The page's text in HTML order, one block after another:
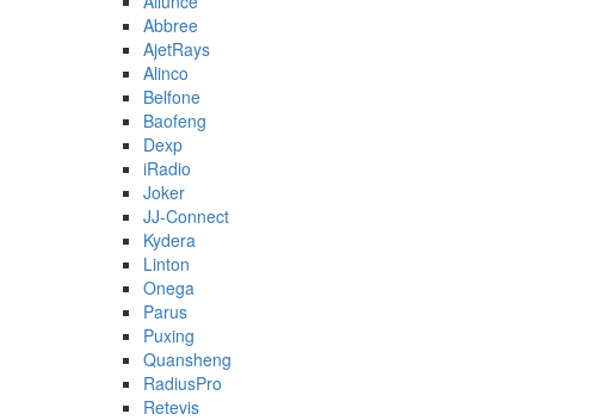
Abbree
AjetRays
Alinco
Belfone
Baofeng
Dexp
iRadio
Joker
JJ-Connect
Kydera
Linton
Onega
Parus
Puxing
Quansheng
RadiusPro
Retevis